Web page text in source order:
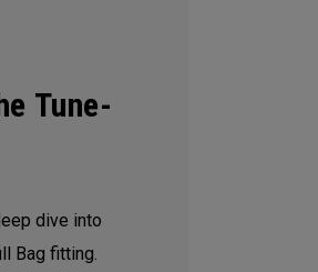
Tune-
dive into
Bag fitting.